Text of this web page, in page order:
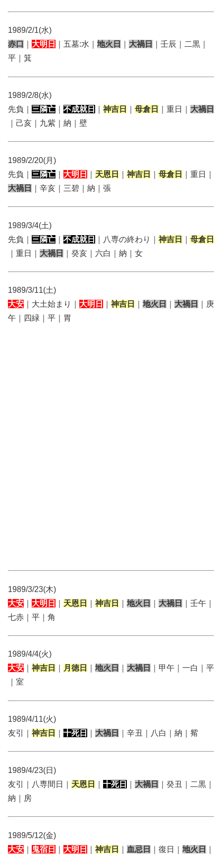
1989/2/1(水)
赤口
大明日 ｜五墓:水｜ 地火日 大禍日
｜壬辰｜二黒｜
平｜箕
1989/2/8(水)
先負｜ 三隣亡 不成就日 神吉日 母倉日 ｜重日｜ 大禍日
｜己亥｜九紫｜納｜壁
1989/2/20(月)
先負｜ 三隣亡 大明日 天恩日 神吉日 母倉日
｜重日｜
大禍日
｜辛亥｜三碧｜納｜張
1989/3/4(土)
先負｜ 三隣亡 不成就日 ｜八専の終わり｜ 神吉日
母倉日
｜重日｜ 大禍日 ｜癸亥｜六白｜納｜女
1989/3/11(土)
大安 ｜大土始まり｜ 大明日 神吉日 地火日 大禍日
｜庚
午｜四緑｜平｜胃
1989/3/23(木)
大安
大明日 天恩日 神吉日 地火日 大禍日
｜壬午｜
七赤｜平｜角
1989/4/4(火)
大安
神吉日 月徳日 地火日 大禍日
｜甲午｜一白｜平
｜室
1989/4/11(火)
友引｜ 神吉日 十死日 大禍日 ｜辛丑｜八白｜納｜觜
1989/4/23(日)
友引｜八専間日｜ 天恩日 十死日 大禍日
｜癸丑｜二黒｜
納｜房
1989/5/12(金)
大安
鬼宿日 大明日 神吉日 血忌日 ｜復日｜ 地火日